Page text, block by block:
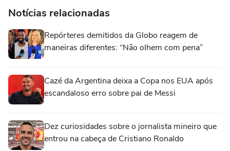
Notícias relacionadas
Repórteres demitidos da Globo reagem de
maneiras diferentes: “Não olhem com pena”
Cazé da Argentina deixa a Copa nos EUA após
escandaloso erro sobre pai de Messi
Dez curiosidades sobre o jornalista mineiro que
entrou na cabeça de Cristiano Ronaldo